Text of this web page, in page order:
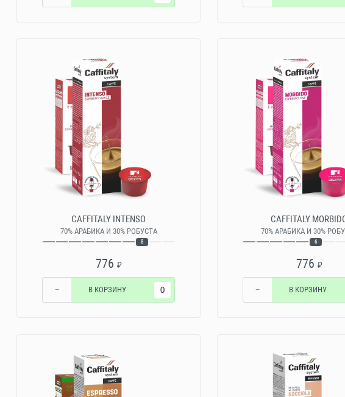
CAFFITALY INTENSO
70% АРАБИКА И 30% РОБУСТА
8
776 ₽
− В КОРЗИНУ
CAFFITALY
70% АРАБИКА И 30%
6
776 ₽
− В КОРЗИНУ